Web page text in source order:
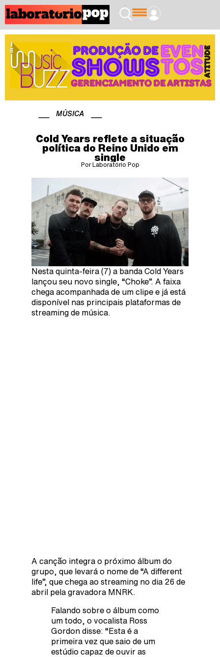
MÚSICA
Cold Years reflete a situação
política do Reino Unido em
single
Por Laboratório Pop
Nesta quinta-feira (7) a banda Cold Years
lançou seu novo single, “Choke”. A faixa
chega acompanhada de um clipe e já está
disponível nas principais plataformas de
streaming de música.
A canção integra o próximo álbum do
grupo, que levará o nome de “A different
life”, que chega ao streaming no dia 26 de
abril pela gravadora MNRK.
Falando sobre o álbum como
um todo, o vocalista Ross
Gordon disse: “Esta é a
primeira vez que saio de um
estúdio capaz de ouvir as